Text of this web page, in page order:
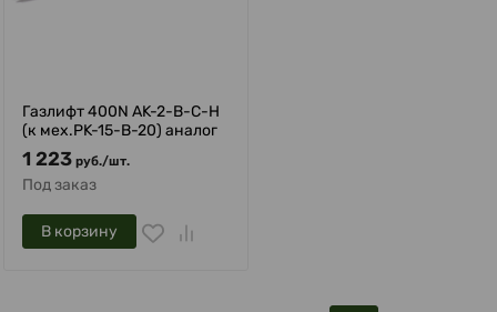
Газлифт 400N AK-2-B-C-H
(к мех.PK-15-B-20) аналог
1 223 руб./шт.
Под заказ
В корзину